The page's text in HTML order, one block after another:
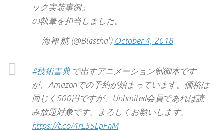
ック実装事例』
の執筆を担当しました。
— 海神 航 (@Blasthal) October 4, 2018
#技術書典 で出すアニメーション制御本です
が、Amazonでの予約が始まっています。価格は
同じく500円ですが、Unlimited会員であれば読
み放題対象です。よろしくお願いします。
https://t.co/4rL55LpFnM